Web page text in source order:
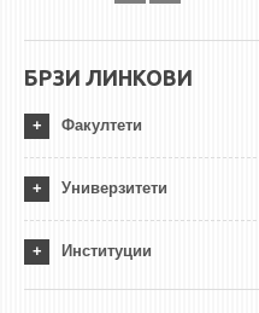
БРЗИ ЛИНКОВИ
Факултети
Универзитети
Институции